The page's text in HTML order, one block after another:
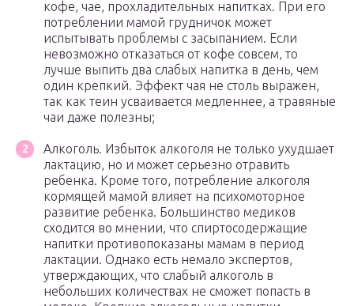
кофе, чае, прохладительных напитках. При его
потреблении мамой грудничок может
испытывать проблемы с засыпанием. Если
невозможно отказаться от кофе совсем, то
лучше выпить два слабых напитка в день, чем
один крепкий. Эффект чая не столь выражен,
так как теин усваивается медленнее, а травяные
чаи даже полезны;
Алкоголь. Избыток алкоголя не только ухудшает
лактацию, но и может серьезно отравить
ребенка. Кроме того, потребление алкоголя
кормящей мамой влияет на психомоторное
развитие ребенка. Большинство медиков
сходится во мнении, что спиртосодержащие
напитки противопоказаны мамам в период
лактации. Однако есть немало экспертов,
утверждающих, что слабый алкоголь в
небольших количествах не сможет попасть в